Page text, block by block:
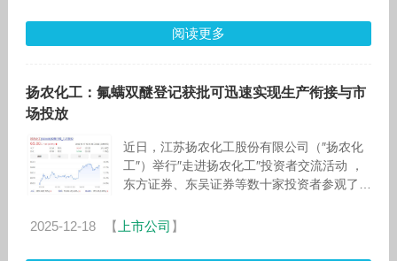
阅读更多
扬农化工：氟螨双醚登记获批可迅速实现生产衔接与市
场投放
近日，江苏扬农化工股份有限公司（″扬农化
工″）举行″走进扬农化工″投资者交流活动 ，
东方证券、东吴证券等数十家投资者参观了辽
流的主要问题及回复如下：
2025-12-18 【 上市公司 】